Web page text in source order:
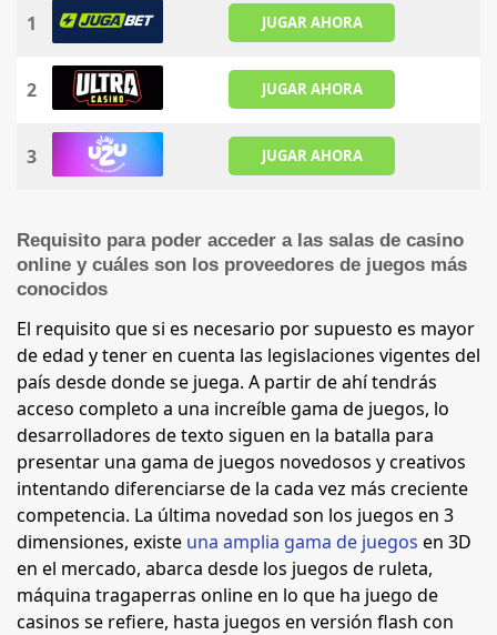
1 JUGAR AHORA
2 JUGAR AHORA
3 JUGAR AHORA
Requisito para poder acceder a las salas de casino
online y cuáles son los proveedores de juegos más
conocidos
El requisito que si es necesario por supuesto es mayor
de edad y tener en cuenta las legislaciones vigentes del
país desde donde se juega. A partir de ahí tendrás
acceso completo a una increíble gama de juegos, lo
desarrolladores de texto siguen en la batalla para
presentar una gama de juegos novedosos y creativos
intentando diferenciarse de la cada vez más creciente
competencia. La última novedad son los juegos en 3
dimensiones, existe una amplia gama de juegos en 3D
en el mercado, abarca desde los juegos de ruleta,
máquina tragaperras online en lo que ha juego de
casinos se refiere, hasta juegos en versión flash con